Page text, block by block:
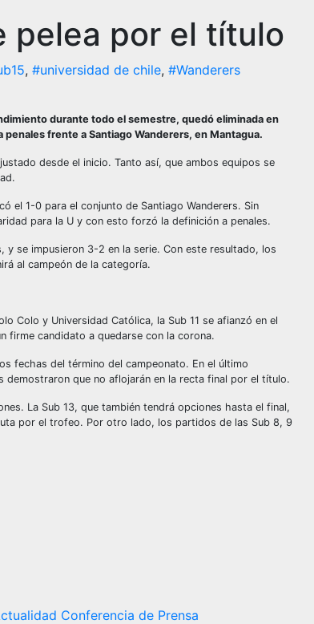
pelea por el título
, #universidad de chile, #Wanderers
durante todo el semestre, quedó eliminada en
frente a Santiago Wanderers, en Mantagua.
desde el inicio. Tanto así, que ambos equipos se
el 1-0 para el conjunto de Santiago Wanderers. Sin
para la U y con esto forzó la definición a penales.
se impusieron 3-2 en la serie. Con este resultado, los
al campeón de la categoría.
Colo y Universidad Católica, la Sub 11 se afianzó en el
firme candidato a quedarse con la corona.
fechas del término del campeonato. En el último
demostraron que no aflojarán en la recta final por el título.
La Sub 13, que también tendrá opciones hasta el final,
por el trofeo. Por otro lado, los partidos de las Sub 8, 9
Conferencia de Prensa